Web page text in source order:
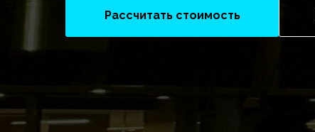
Рассчитать стоимость